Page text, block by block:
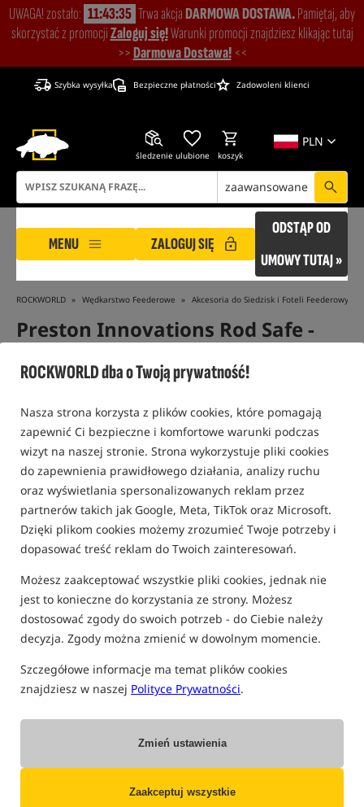
ROCKWORLD dba o Twoją prywatność!
Nasza strona korzysta z plików cookies, które pomagają
zapewnić Ci bezpieczne i komfortowe warunki podczas
wizyt na naszej stronie. Strona wykorzystuje pliki cookies
do zapewnienia prawidłowego działania, analizy ruchu
oraz wyświetlania spersonalizowanych reklam przez
partnerów takich jak Google, Meta, TikTok oraz Microsoft.
Dzięki plikom cookies możemy zrozumieć Twoje potrzeby i
dopasować treść reklam do Twoich zainteresowań.
Możesz zaakceptować wszystkie pliki cookies, jednak nie
jest to konieczne do korzystania ze strony. Możesz
dostosować zgody do swoich potrzeb - do Ciebie należy
decyzja. Zgody można zmienić w dowolnym momencie.
Szczegółowe informacje ma temat plików cookies
znajdziesz w naszej Polityce Prywatności.
Zmień ustawienia
Zaakceptuj wszystkie
UWAGA! zostało: 11:43:34 Trwa akcjaDARMOWA DOSTAWA.Pamiętaj, aby
skorzystać z promocjiZaloguj się!Warunki promocji znajdziesz klikając tutaj
>>Darmowa Dostawa! <<
Szybka wysyłka Bezpieczne płatności Zadowoleni klienci
PLN
śledzenie ulubione koszyk
zaawansowane
MENU ZALOGUJ SIĘ
ODSTĄP OD
UMOWY TUTAJ »
ROCKWORLD Wędkarstwo Feederowe Akcesoria do Siedzisk i Foteli Feederowych
Preston Innovations Rod Safe -
Podpórka do wędki feederowej /Preston Innovations
0,0
0 opinii | ponad 10 osób kupiło ten produkt
Bestseller!